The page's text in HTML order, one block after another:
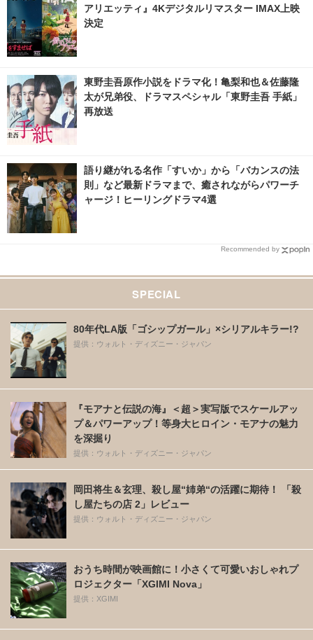
アリエッティ』4Kデジタルリマスター IMAX上映
決定
東野圭吾原作小説をドラマ化！亀梨和也＆佐藤隆
太が兄弟役、ドラマスペシャル「東野圭吾 手紙」
再放送
語り継がれる名作「すいか」から「バカンスの法
則」など最新ドラマまで、癒されながらパワーチ
ャージ！ヒーリングドラマ4選
Recommended by
SPECIAL
80年代LA版「ゴシップガール」×シリアルキラー!?
提供：ウォルト・ディズニー・ジャパン
『モアナと伝説の海』＜超＞実写版でスケールアッ
プ＆パワーアップ！等身大ヒロイン・モアナの魅力
を深掘り
提供：ウォルト・ディズニー・ジャパン
岡田将生＆玄理、殺し屋“姉弟“の活躍に期待！ 「殺
し屋たちの店 2」レビュー
提供：ウォルト・ディズニー・ジャパン
おうち時間が映画館に！小さくて可愛いおしゃれプ
ロジェクター「XGIMI Nova」
提供：XGIMI